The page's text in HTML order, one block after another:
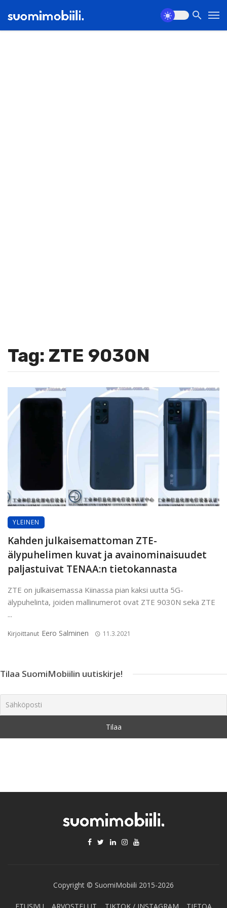
Tag: ZTE 9030N
YLEINEN
Kahden julkaisemattoman ZTE-
älypuhelimen kuvat ja avainominaisuudet
paljastuivat TENAA:n tietokannasta
ZTE on julkaisemassa Kiinassa pian kaksi uutta 5G-
älypuhelinta, joiden mallinumerot ovat ZTE 9030N sekä ZTE
...
Kirjoittanut Eero Salminen 11.3.2021
Tilaa SuomiMobiilin uutiskirje!
Copyright © SuomiMobiili 2015-2026